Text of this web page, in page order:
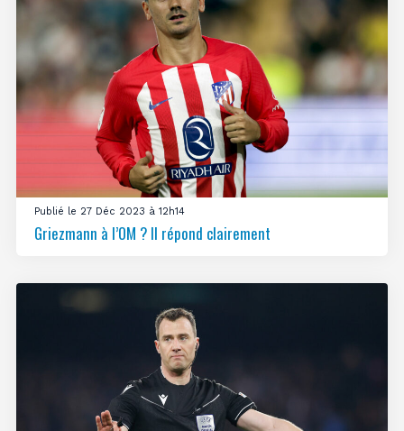
Publié le 27 Déc 2023 à 12h14
Griezmann à l’OM ? Il répond clairement